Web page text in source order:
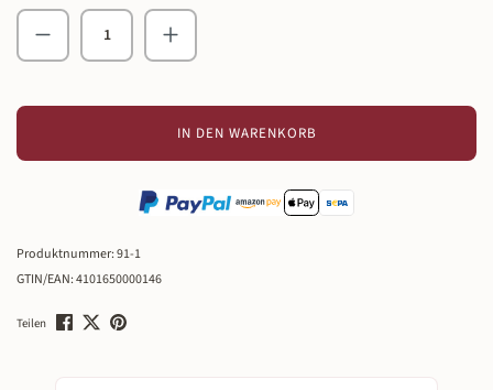
Produkt Anzahl: Gib den gewünschten Wert
IN DEN WARENKORB
Produktnummer:91-1
GTIN/EAN:4101650000146
Teilen